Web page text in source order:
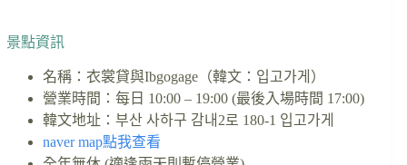
景點資訊
名稱：衣裳貸與Ibgogage（韓文：입고가게）
營業時間：每日 10:00 – 19:00 (最後入場時間 17:00)
韓文地址：부산 사하구 감내2로 180-1 입고가게
naver map點我查看